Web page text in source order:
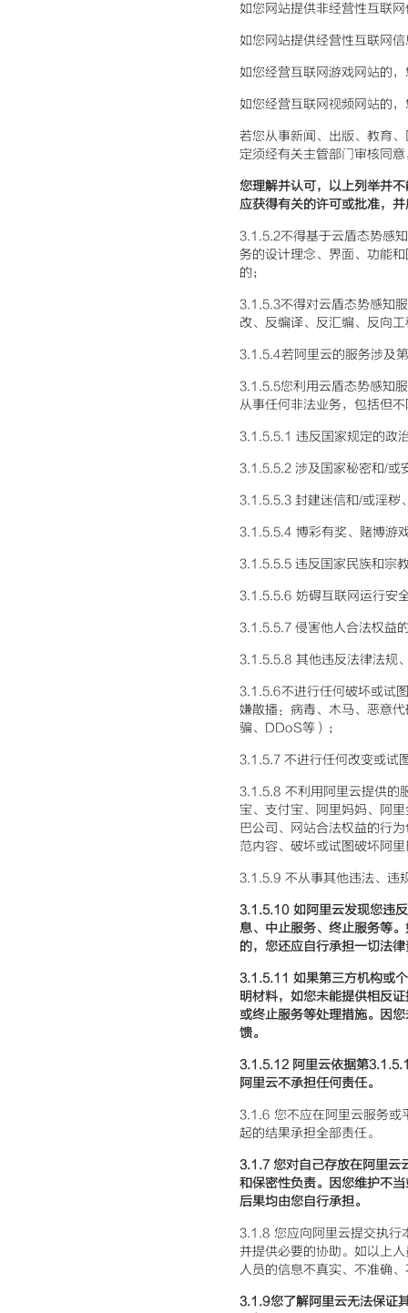
如您网站提供非经营性互联
如您网站提供经营性互联网
如您经营互联网游戏网站的
如您经营互联网视频网站的
若您从事新闻、出版、教育
定须经有关主管部门审核同
您理解并认可，以上列举并
应获得有关的许可或批准，
3.1.5.2不得基于云盾态势感
务的设计理念、界面、功能
的；
3.1.5.3不得对云盾态势感知
改、反编译、反汇编、反向
3.1.5.4若阿里云的服务涉及
3.1.5.5您利用云盾态势感知
从事任何非法业务，包括但
3.1.5.5.1 违反国家规定的政
3.1.5.5.2 涉及国家秘密和/或
3.1.5.5.3 封建迷信和/或淫秽
3.1.5.5.4 博彩有奖、赌博
3.1.5.5.5 违反国家民族和宗
3.1.5.5.6 妨碍互联网运行安
3.1.5.5.7 侵害他人合法权益
3.1.5.5.8 其他违反法律法规
3.1.5.6不进行任何破坏或试
嫌散播：病毒、木马、恶意
骗、DDoS等）；
3.1.5.7 不进行任何改变或试
3.1.5.8 不利用阿里云提供的
宝、支付宝、阿里妈妈、阿
巴公司、网站合法权益的行
范内容、破坏或试图破坏阿
3.1.5.9 不从事其他违法、违
3.1.5.10 如阿里云发现您违
息、中止服务、终止服务等
的，您还应自行承担一切法
3.1.5.11 如果第三方机构或
明材料，如您未能提供相反
或终止服务等处理措施。因
馈。
3.1.5.12 阿里云依据第
阿里云不承担任何责任。
3.1.6 您不应在阿里云服务或
起的结果承担全部责任。
3.1.7 您对自己存放在阿里云
和保密性负责。因您维护不
后果均由您自行承担。
3.1.8 您应向阿里云提交执行
并提供必要的协助。如以上
人员的信息不真实、不准确
3.1.9您了解阿里云无法保证